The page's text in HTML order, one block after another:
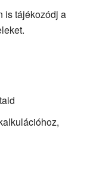
is tájékozódj a